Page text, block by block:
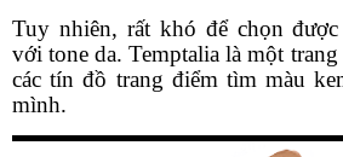
Tuy nhiên, rất khó để chọn
với tone da. Temptalia là một
các tín đồ trang điểm tìm màu
mình.